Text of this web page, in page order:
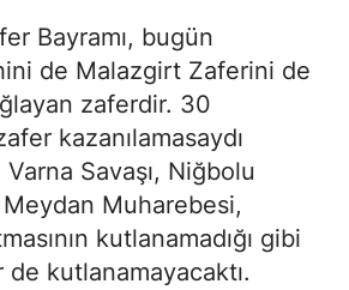
Bayramı, bugün
de Malazgirt Zaferini de
zaferdir. 30
kazanılamasaydı
Varna Savaşı, Niğbolu
Meydan Muharebesi,
kutlanamadığı gibi
kutlanamayacaktı.